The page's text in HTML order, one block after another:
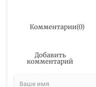
Комментарии(0)
Добавить
комментарий